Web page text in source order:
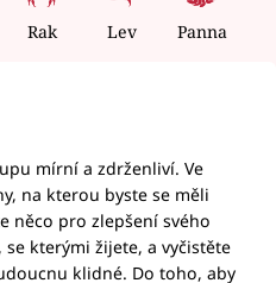
Rak Lev Panna
mírní a zdrženliví. Ve
na kterou byste se měli
něco pro zlepšení svého
kterými žijete, a vyčistěte
klidné. Do toho, aby